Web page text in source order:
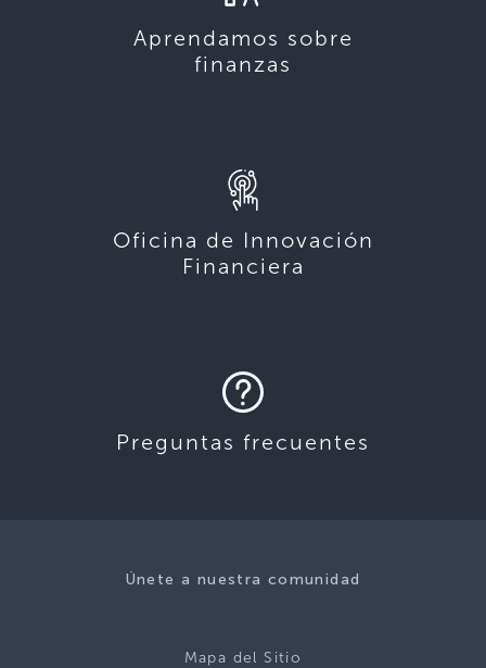
Aprendamos sobre
finanzas
Oficina de Innovación
Financiera
Preguntas frecuentes
Únete a nuestra comunidad
Mapa del Sitio